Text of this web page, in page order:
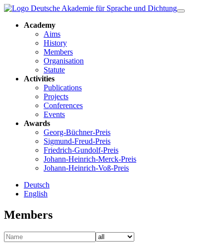
Academy
Aims
History
Members
Organisation
Statute
Activities
Publications
Projects
Conferences
Events
Awards
Georg-Büchner-Preis
Sigmund-Freud-Preis
Friedrich-Gundolf-Preis
Johann-Heinrich-Merck-Preis
Johann-Heinrich-Voß-Preis
Deutsch
English
Members